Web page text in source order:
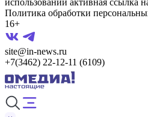
Политика обработки
16+
site@in-news.ru
+7(3462) 22-12-11 (6109)